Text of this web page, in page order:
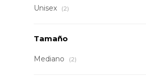
Unisex (2)
Tamaño
Mediano (2)